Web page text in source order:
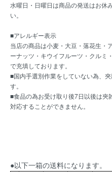
水曜日・日曜日は商品の発送はお休
い。
■アレルギー表示
当店の商品は小麦・大豆・落花生・
ーナッツ・キウイフルーツ・クルミ
で充填しております。
■国内手選別作業をしていない為、
す。
■食品の為お受け取り後7日以後は夾
対応することができません。
●以下一箱の送料になります。